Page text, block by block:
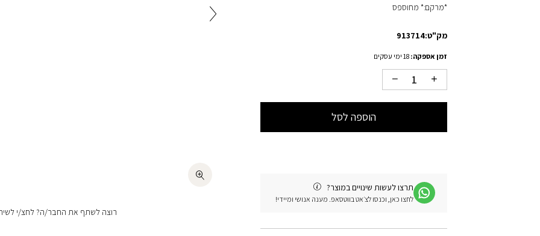
*מרקם:* מחוספס
מק"ט:913714
זמן אספקה:18 ימי עסקים
הוספה לסל
תרצו לעשות שינויים במוצר?
לחצו כאן, וכנסו לצ׳אט בווטסאפ. מענה אנושי ומיידי!
רוצה לשתף את החבר/ה? לחצ/י